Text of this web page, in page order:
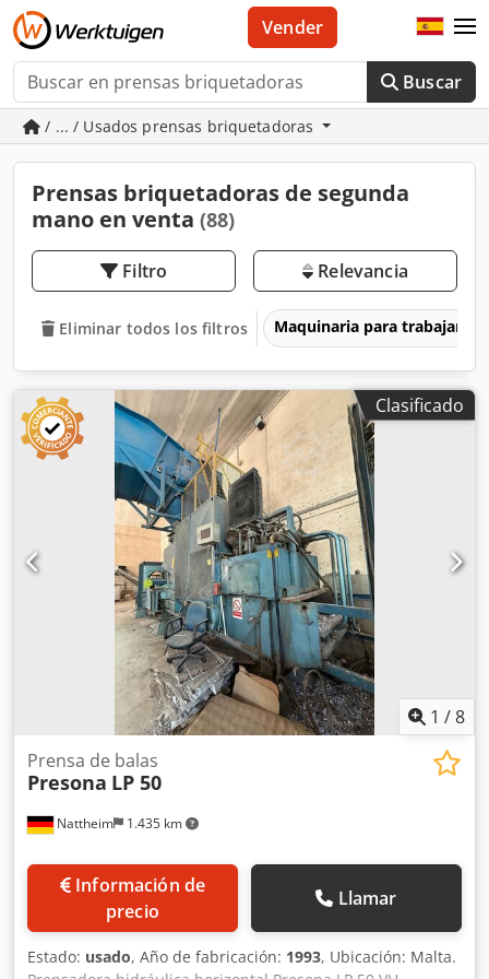
Buscar
Vender
/ ... / Usados prensas briquetadoras
Prensas briquetadoras de segunda
mano en venta (88)
Filtro Relevancia
Eliminar todos los filtros Maquinaria para trabajar la
Clasificado
1 /8
Nattheim 1.435 km
Prensa de balas
Presona LP 50
Información de
precio
Llamar
Estado: usado, Año de fabricación: 1993, Ubicación: Malta.